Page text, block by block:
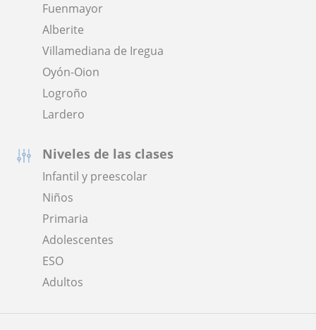
Fuenmayor
Alberite
Villamediana de Iregua
Oyón-Oion
Logroño
Lardero
Niveles de las clases
Infantil y preescolar
Niños
Primaria
Adolescentes
ESO
Adultos